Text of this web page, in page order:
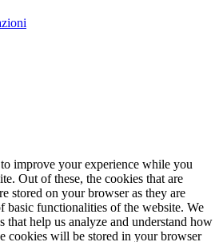
improve your experience while you
Out of these, the cookies that are
stored on your browser as they are
basic functionalities of the website. We
that help us analyze and understand how
cookies will be stored in your browser